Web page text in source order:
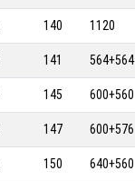
140 1120
141 564+564
145 600+560
147 600+576
150 640+560